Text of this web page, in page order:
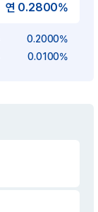
연 0.2800%
0.2000%
0.0100%